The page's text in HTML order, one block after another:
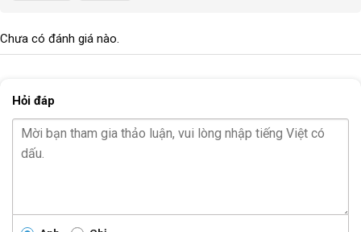
cần khoảng 4 giờ để sạc đầy và có thể hoạt động liên tục lên
đến 20 giờ, tùy chế độ sáng. Sạc nhanh qua cổng USB tiện lợi
thoại, dễ dàng mang theo bên mình, sạc bất kỳ ở đâu.
Thiết kế nhỏ gọn, sang trọng
Đèn có kiểu dáng tối giản, làm từ chất liệu hợp kim nhôm chắc
Chưa có đánh giá nào.
Hỏi đáp